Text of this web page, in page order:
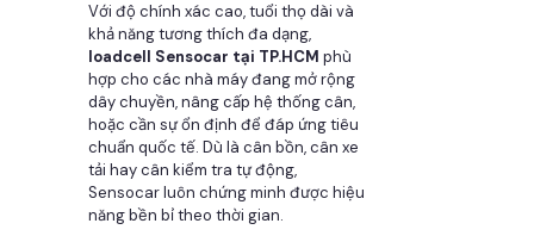
Với độ chính xác cao, tuổi thọ dài và
khả năng tương thích đa dạng,
loadcell Sensocar tại TP.HCM phù
hợp cho các nhà máy đang mở rộng
dây chuyền, nâng cấp hệ thống cân,
hoặc cần sự ổn định để đáp ứng tiêu
chuẩn quốc tế. Dù là cân bồn, cân xe
tải hay cân kiểm tra tự động,
Sensocar luôn chứng minh được hiệu
năng bền bỉ theo thời gian.